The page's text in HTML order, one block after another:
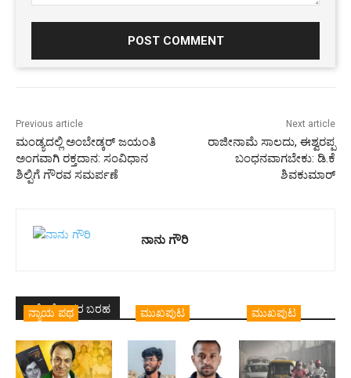
Previous article
ಮಂಡ್ಯದಲ್ಲಿ ಅಂಬೇಡ್ಕರ್ ಜಯಂತಿ
ಅಂಗವಾಗಿ ರಕ್ತದಾನ: ಸಂವಿಧಾನ
ಶಿಲ್ಪಿಗೆ ಗೌರವ ಸಮರ್ಪಣೆ
Next article
ರಾಜೀನಾಮೆ ಸಾಲದು, ಈಶ್ವರಪ್ಪ
ಬಂಧನವಾಗಬೇಕು: ಡಿ.ಕೆ
ಶಿವಕುಮಾರ್
ನಾನು ಗೌರಿ
ಇದೇ ಲೇಖಕರ ಬರಹ
ನ್ಯಾಯ ಪಥ ಮುಖಪುಟ ಮುಖಪುಟ